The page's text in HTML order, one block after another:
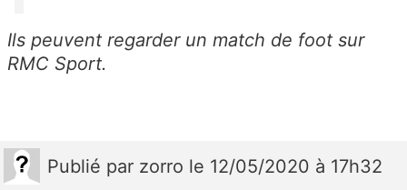
Ils peuvent regarder un match de foot sur
RMC Sport.
Publié par zorro le 12/05/2020 à 17h32